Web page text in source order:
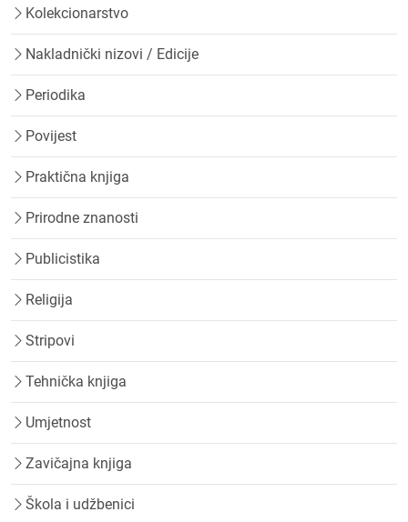
Kolekcionarstvo
Nakladnički nizovi / Edicije
Periodika
Povijest
Praktična knjiga
Prirodne znanosti
Publicistika
Religija
Stripovi
Tehnička knjiga
Umjetnost
Zavičajna knjiga
Škola i udžbenici